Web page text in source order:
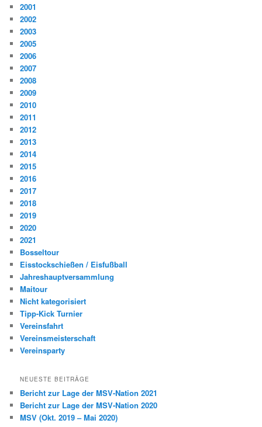
2001
2002
2003
2005
2006
2007
2008
2009
2010
2011
2012
2013
2014
2015
2016
2017
2018
2019
2020
2021
Bosseltour
Eisstockschießen / Eisfußball
Jahreshauptversammlung
Maitour
Nicht kategorisiert
Tipp-Kick Turnier
Vereinsfahrt
Vereinsmeisterschaft
Vereinsparty
NEUESTE BEITRÄGE
Bericht zur Lage der MSV-Nation 2021
Bericht zur Lage der MSV-Nation 2020
MSV (Okt. 2019 – Mai 2020)